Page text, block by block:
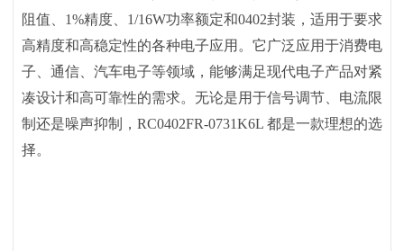
阻值、1%精度、1/16W功率额定和0402封装，适用于要求
高精度和高稳定性的各种电子应用。它广泛应用于消费电
子、通信、汽车电子等领域，能够满足现代电子产品对紧
凑设计和高可靠性的需求。无论是用于信号调节、电流限
制还是噪声抑制，RC0402FR-0731K6L 都是一款理想的选
择。